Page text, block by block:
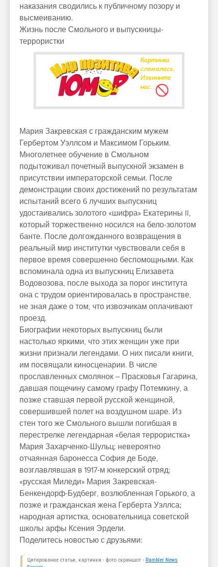
наказания сводились к публичному позору и
высмеиванию.
Жизнь после Смольного и выпускницы-
террористки
Мария Закревская с гражданским мужем
Гербертом Уэллсом и Максимом Горьким.
Многолетнее обучение в Смольном
подытоживал почетный выпускной экзамен в
присутствии императорской семьи. После
демонстрации своих достижений по результатам
испытаний всего 6 лучших выпускниц
удостаивались золотого «шифра» Екатерины II,
который торжественно носился на бело-золотом
банте. После долгожданного возвращения в
реальный мир институтки чувствовали себя в
первое время совершенно беспомощными. Как
вспоминала одна из выпускниц Елизавета
Водовозова, после выхода за порог института
она с трудом ориентировалась в пространстве,
не зная даже о том, что извозчикам оплачивают
проезд.
Биографии некоторых выпускниц были
настолько яркими, что этих женщин уже при
жизни признали легендами. О них писали книги,
им посвящали киносценарии. В числе
прославленных смолянок – Прасковья Гагарина,
давшая пощечину самому графу Потемкину, а
позже ставшая первой русской женщиной,
совершившей полет на воздушном шаре. Из
стен того же Смольного вышли погибшая в
перестрелке легендарная «белая террористка»
Мария Захарченко-Шульц; невероятно
отчаянная баронесса София де Боде,
возглавлявшая в 1917-м юнкерский отряд;
«русская Миледи» Мария Закревская-
Бенкендорф-Будберг, возлюбленная Горького, а
позже и гражданская жена Герберта Уэллса;
народная артистка, основательница советской
школы арфы Ксения Эрдели.
Поделитесь новостью с друзьями:
Цитирование статьи, картинки - фото скриншот - Rambler News